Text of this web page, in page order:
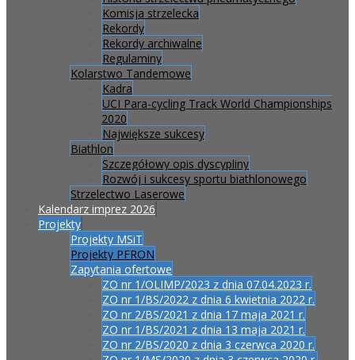
Komisja strzelecka
Rekordy
Rekordy archiwalne
Regulaminy
Kolarstwo Tandemowe
Kadra
UCI Para-cycling Track World Championships
2020
Największe sukcesy
Biathlon
Szczegółowy opis dyscypliny
Rozwój i sukcesy sportu biathlonowego
Strzelectwo Laserowe
Kalendarz imprez 2026
Projekty
Projekty MSiT
Projekty PFRON
Zapytania ofertowe
ZO nr 1/OLIMP/2023 z dnia 07.04.2023 r.
ZO nr 1/BS/2022 z dnia 6 kwietnia 2022 r.
ZO nr 2/BS/2021 z dnia 17 maja 2021 r.
ZO nr 1/BS/2021 z dnia 13 maja 2021 r.
ZO nr 2/BS/2020 z dnia 3 czerwca 2020 r.